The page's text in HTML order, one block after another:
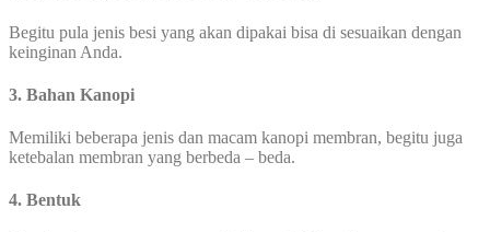
Begitu pula jenis besi yang akan dipakai bisa di sesuaikan dengan
keinginan Anda.
3. Bahan Kanopi
Memiliki beberapa jenis dan macam kanopi membran, begitu juga
ketebalan membran yang berbeda – beda.
4. Bentuk